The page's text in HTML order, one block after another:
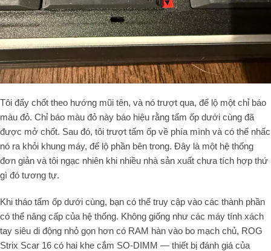
Tôi đẩy chốt theo hướng mũi tên, và nó trượt qua, để lộ một chỉ báo
màu đỏ. Chỉ báo màu đỏ này báo hiệu rằng tấm ốp dưới cùng đã
được mở chốt. Sau đó, tôi trượt tấm ốp về phía mình và có thể nhấc
nó ra khỏi khung máy, để lộ phần bên trong. Đây là một hệ thống
đơn giản và tôi ngạc nhiên khi nhiều nhà sản xuất chưa tích hợp thứ
gì đó tương tự.
Khi tháo tấm ốp dưới cùng, bạn có thể truy cập vào các thành phần
có thể nâng cấp của hệ thống. Không giống như các máy tính xách
tay siêu di động nhỏ gọn hơn có RAM hàn vào bo mạch chủ, ROG
Strix Scar 16 có hai khe cắm SO-DIMM — thiết bị đánh giá của